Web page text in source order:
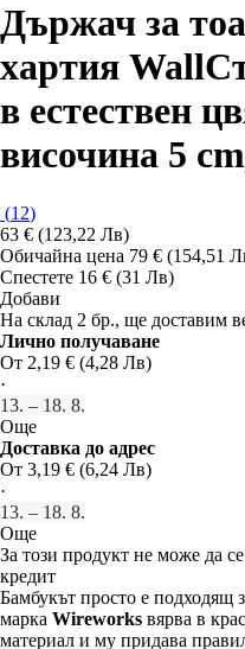
Държач за
хартия Wall
в естествен
височина 5 cm
(12)
63 € (123,22 Лв)
Обичайна цена 79 € (154,51
Спестете 16 € (31 Лв)
Добави
На склад 2 бр., ще доставим
Лично получаване
От 2,19 € (4,28 Лв)
·
13. – 18. 8.
Още
Доставка до адрес
От 3,19 € (6,24 Лв)
·
13. – 18. 8.
Още
За този продукт не може да
кредит
Бамбукът просто е подходящ
марка Wireworks вярва в
материал и му придава